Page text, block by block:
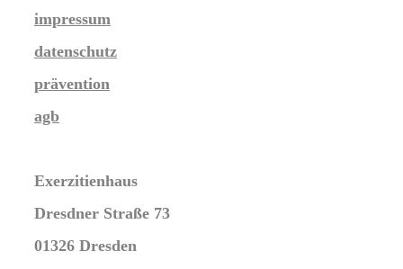
impressum
datenschutz
prävention
agb
Exerzitienhaus
Dresdner Straße 73
01326 Dresden